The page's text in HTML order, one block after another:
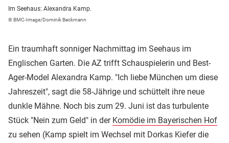
Im Seehaus: Alexandra Kamp.
© BMC-Image/Dominik Beckmann
Ein traumhaft sonniger Nachmittag im Seehaus im
Englischen Garten. Die AZ trifft Schauspielerin und Best-
Ager-Model Alexandra Kamp. "Ich liebe München um diese
Jahreszeit", sagt die 58-Jährige und schüttelt ihre neue
dunkle Mähne. Noch bis zum 29. Juni ist das turbulente
Stück "Nein zum Geld" in der Komödie im Bayerischen Hof
zu sehen (Kamp spielt im Wechsel mit Dorkas Kiefer die